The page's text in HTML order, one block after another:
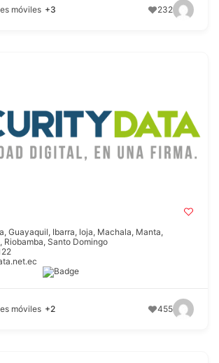
móviles +3 232
, Guayaquil, Ibarra, loja, Machala, Manta,
, Riobamba, Santo Domingo
móviles +2 455